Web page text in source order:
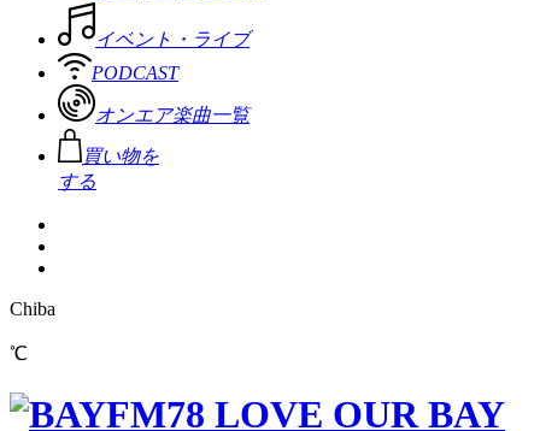
イベント・ライブ
PODCAST
オンエア楽曲一覧
買い物を
する
Chiba
℃